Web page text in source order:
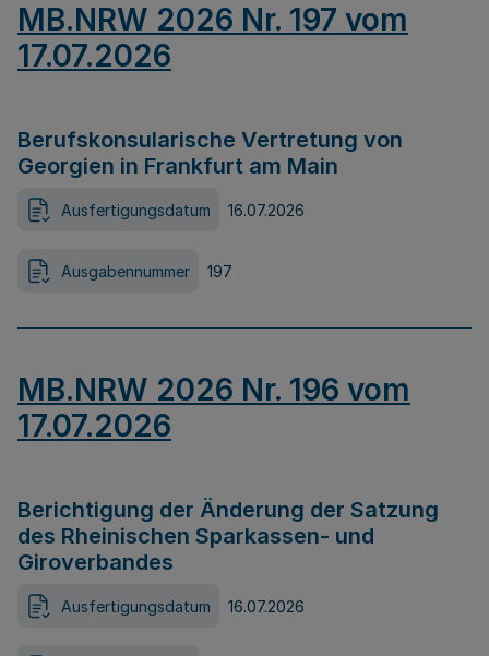
MB.NRW 2026 Nr. 197 vom
17.07.2026
Berufskonsularische Vertretung von
Georgien in Frankfurt am Main
Ausfertigungsdatum 16.07.2026
Ausgabennummer 197
MB.NRW 2026 Nr. 196 vom
17.07.2026
Berichtigung der Änderung der Satzung
des Rheinischen Sparkassen- und
Giroverbandes
Ausfertigungsdatum 16.07.2026